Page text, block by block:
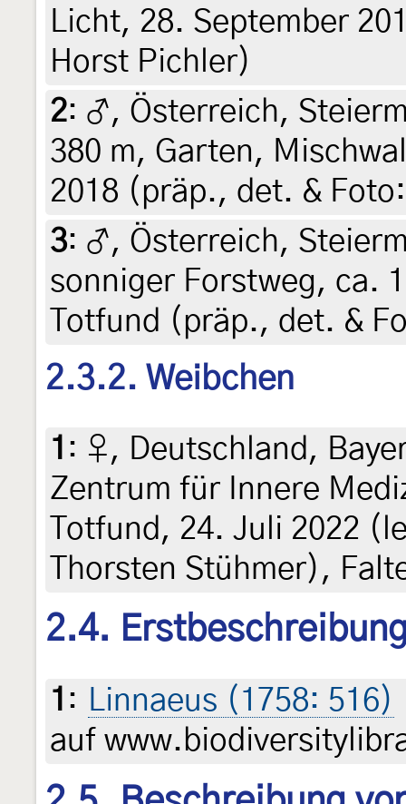
Licht, 28. September
Horst Pichler)
2: ♂, Österreich,
380 m, Garten,
2018 (präp., det. &
3: ♂, Österreich,
sonniger Forstweg, ca.
Totfund (präp., det. &
2.3.2. Weibchen
1 : ♀, Deutschland,
Zentrum für Innere
Totfund, 24. Juli 2022
Thorsten Stühmer),
2.4.
1 : Linnaeus (1758: 516)
auf